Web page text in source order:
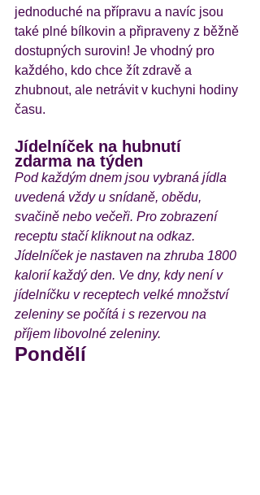
jednoduché na přípravu a navíc jsou
také plné bílkovin a připraveny z běžně
dostupných surovin! Je vhodný pro
každého, kdo chce žít zdravě a
zhubnout, ale netrávit v kuchyni hodiny
času.
Jídelníček na hubnutí
zdarma na týden
Pod každým dnem jsou vybraná jídla
uvedená vždy u snídaně, obědu,
svačině nebo večeři. Pro zobrazení
receptu stačí kliknout na odkaz.
Jídelníček je nastaven na zhruba 1800
kalorií každý den. Ve dny, kdy není v
jídelníčku v receptech velké množství
zeleniny se počítá i s rezervou na
příjem libovolné zeleniny.
Pondělí